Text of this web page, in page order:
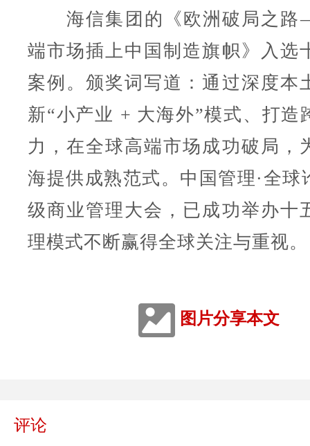
海信集团的《欧洲破局之路
端市场插上中国制造旗帜》入选
案例。颁奖词写道：通过深度本
新“小产业 + 大海外”模式、打造
力，在全球高端市场成功破局，
海提供成熟范式。中国管理·全球
级商业管理大会，已成功举办十
理模式不断赢得全球关注与重视。
图片分享本文
评论